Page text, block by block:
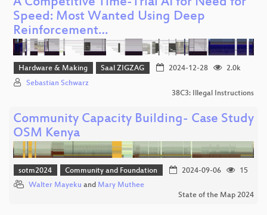
Speed: Most Wanted Using Deep
Reinforcement…
Hardware & Making Saal ZIGZAG 2024-12-28
2.0k
Sebastian Schwarz
38C3: Illegal Instructions
Community Capacity Building- Case Study
OSM Kenya
sotm2024 Community and Foundation 2024-09-06
15
Walter Mayeku and Mary Muthee
State of the Map 2024